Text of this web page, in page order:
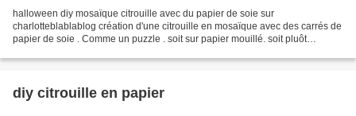
halloween diy mosaïque citrouille avec du papier de soie sur
charlotteblablablog création d'une citrouille en mosaïque avec des carrés de
papier de soie . Comme un puzzle . soit sur papier mouillé. soit pluôt
diy citrouille en papier